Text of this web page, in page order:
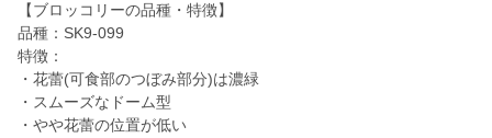
【ブロッコリーの品種・特徴】
品種：SK9-099
特徴：
・花蕾(可食部のつぼみ部分)は濃緑
・スムーズなドーム型
・やや花蕾の位置が低い